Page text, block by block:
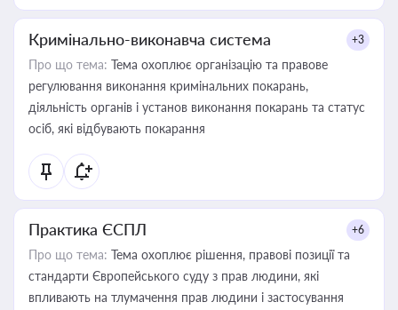
Кримінально-виконавча система +3
Про що тема: Тема охоплює організацію та правове
регулювання виконання кримінальних покарань,
діяльність органів і установ виконання покарань та статус
осіб, які відбувають покарання
Практика ЄСПЛ +6
Про що тема: Тема охоплює рішення, правові позиції та
стандарти Європейського суду з прав людини, які
впливають на тлумачення прав людини і застосування